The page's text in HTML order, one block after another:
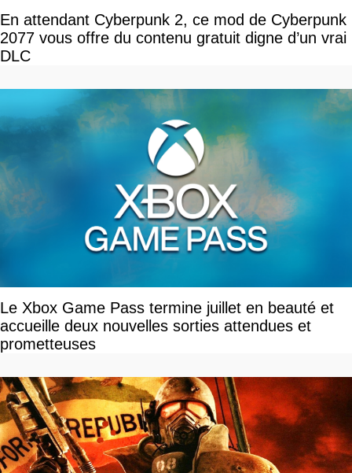
En attendant Cyberpunk 2, ce mod de Cyberpunk
2077 vous offre du contenu gratuit digne d’un vrai
DLC
Le Xbox Game Pass termine juillet en beauté et
accueille deux nouvelles sorties attendues et
prometteuses